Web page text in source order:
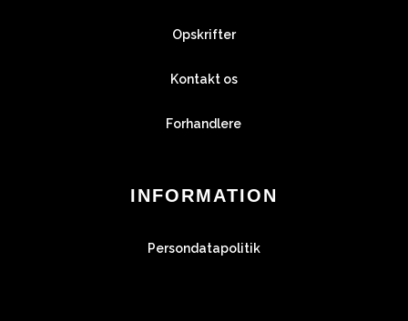
Opskrifter
Kontakt os
Forhandlere
INFORMATION
Persondatapolitik